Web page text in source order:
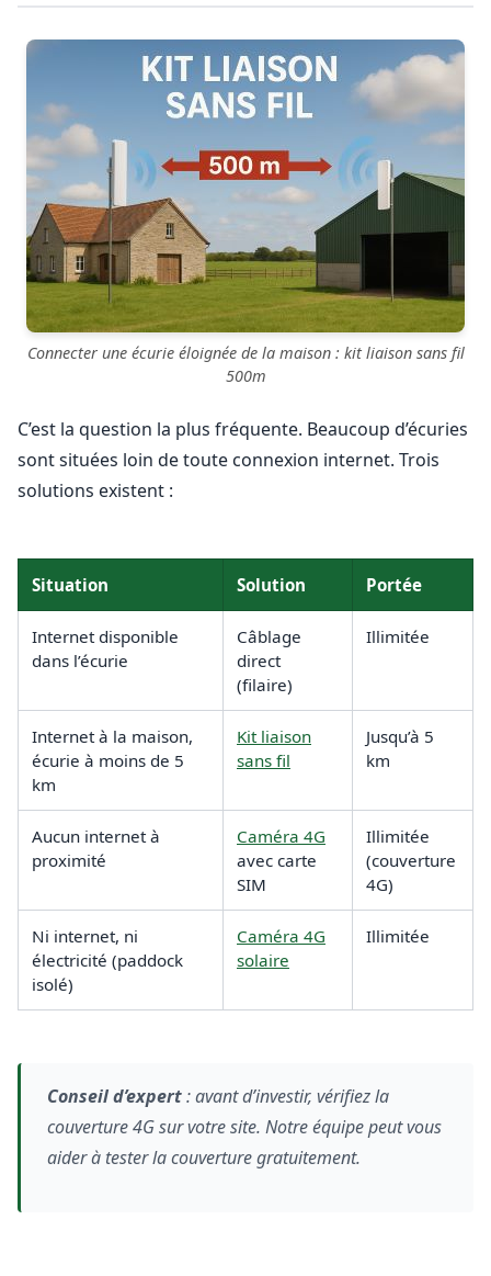
Connecter une écurie éloignée de la maison : kit liaison sans fil
500m
C’est la question la plus fréquente. Beaucoup d’écuries
sont situées loin de toute connexion internet. Trois
solutions existent :
Situation Solution Portée
Internet disponible
dans l’écurie
Câblage
direct
(filaire)
Illimitée
Internet à la maison,
écurie à moins de 5
km
Kit liaison
sans fil
Jusqu’à 5
km
Aucun internet à
proximité
Caméra 4G
avec carte
SIM
Illimitée
(couverture
4G)
Ni internet, ni
électricité (paddock
isolé)
Caméra 4G
solaire
Illimitée
Conseil d’expert: avant d’investir, vérifiez la
couverture 4G sur votre site. Notre équipe peut vous
aider à tester la couverture gratuitement.